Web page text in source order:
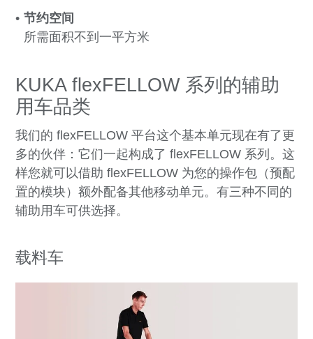
节约空间
所需面积不到一平方米
KUKA flexFELLOW 系列的辅助
用车品类
我们的 flexFELLOW 平台这个基本单元现在有了更
多的伙伴：它们一起构成了 flexFELLOW 系列。这
样您就可以借助 flexFELLOW 为您的操作包（预配
置的模块）额外配备其他移动单元。有三种不同的
辅助用车可供选择。
载料车